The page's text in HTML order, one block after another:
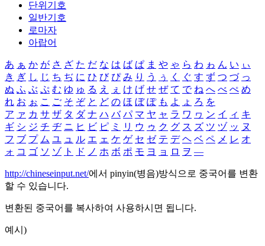
단위기호
일반기호
로마자
아랍어
あ ぁ か が さ ざ た だ な は ば ぱ ま や ゃ ら わ ゎ ん い ぃ
き ぎ し じ ち ぢ に ひ び ぴ み り う ぅ く ぐ す ず つ づ っ
ぬ ふ ぶ ぷ む ゆ ゅ る え ぇ け げ せ ぜ て で ね へ べ ぺ め
れ お ぉ こ ご そ ぞ と ど の ほ ぼ ぽ も よ ょ ろ を
ア ァ カ サ ザ タ ダ ナ ハ バ パ マ ヤ ャ ラ ワ ヮ ン イ ィ キ
ギ シ ジ チ ヂ ニ ヒ ビ ピ ミ リ ウ ゥ ク グ ス ズ ツ ヅ ッ ヌ
フ ブ プ ム ユ ュ ル エ ェ ケ ゲ セ ゼ テ デ ヘ ベ ペ メ レ オ
ォ コ ゴ ソ ゾ ト ド ノ ホ ボ ポ モ ヨ ョ ロ ヲ ―
http://chineseinput.net/에서 pinyin(병음)방식으로 중국어를 변환
할 수 있습니다.
변환된 중국어를 복사하여 사용하시면 됩니다.
예시)